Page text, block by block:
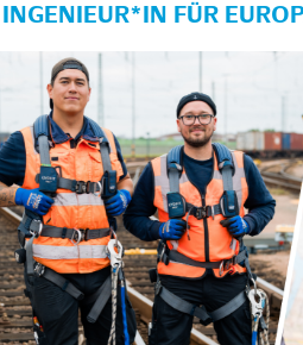
INGENIEUR*IN FÜR